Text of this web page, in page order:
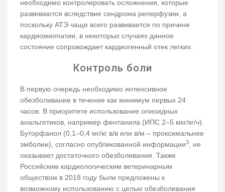
необходимо контролировать осложнения, которые
развиваются вследствие синдрома реперфузии, а
поскольку АТЭ чаще всего развивается по причине
кардиомиопатии, в некоторых случаях данное
состояние сопровождает кардиогенный отек легких.
Контроль боли
В первую очередь необходимо интенсивное
обезболивание в течение как минимум первых 24
часов. В приоритете использование опиоидных
анальгетиков, например фентанила (ИПС 2–5 мкг/кг/ч).
Буторфанол (0,1–0,4 мг/кг в/в или в/м – проксимальнее
эмболии), согласно опубликованной информации3
, не
оказывает достаточного обезболивания. Также
Российским кардиологическим ветеринарным
обществом в 2018 году были предложены к
возможному использованию с целью обезболивания